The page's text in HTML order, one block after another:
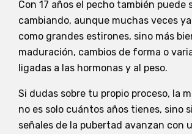
Con 17 años el pecho también puede
cambiando, aunque muchas veces
como grandes estirones, sino más
maduración, cambios de forma o
ligadas a las hormonas y al peso.
Si dudas sobre tu propio proceso, la
no es solo cuántos años tienes, sino
señales de la pubertad avanzan con